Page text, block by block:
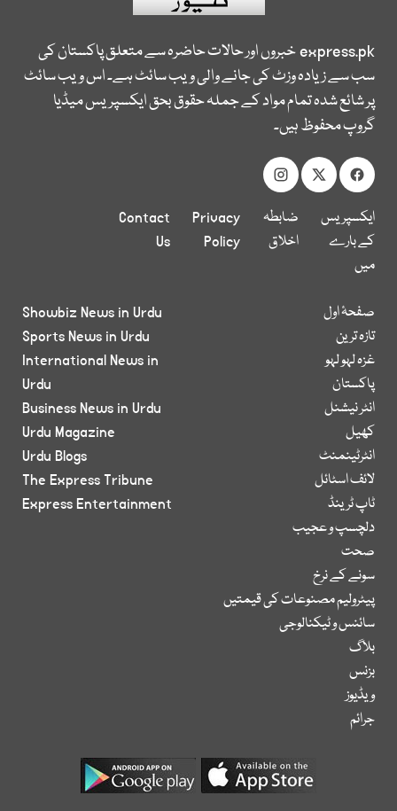
express.pkخبروں اور حالات حاضرہ سے متعلق پاکستان کی
سب سے زیادہ وزٹ کی جانے والی ویب سائٹ ہے۔ اس ویب سائٹ
پر شائع شدہ تمام مواد کے جملہ حقوق بحق ایکسپریس میڈیا
گروپ محفوظ ہیں۔
ایکسپریس
کے بارے
میں
ضابطہ
اخلاق
Privacy
Policy
Contact
Us
صفحۂ اول
تازہ ترین
غزہ لہو لہو
پاکستان
انٹر نیشنل
کھیل
انٹرٹینمنٹ
لائف اسٹائل
ٹاپ ٹرینڈ
دلچسپ و عجیب
صحت
سونے کے نرخ
پیٹرولیم مصنوعات کی قیمتیں
سائنس و ٹیکنالوجی
بلاگ
بزنس
ویڈیوز
جرائم
Showbiz News in Urdu
Sports News in Urdu
International News in
Urdu
Business News in Urdu
Urdu Magazine
Urdu Blogs
The Express Tribune
Express Entertainment